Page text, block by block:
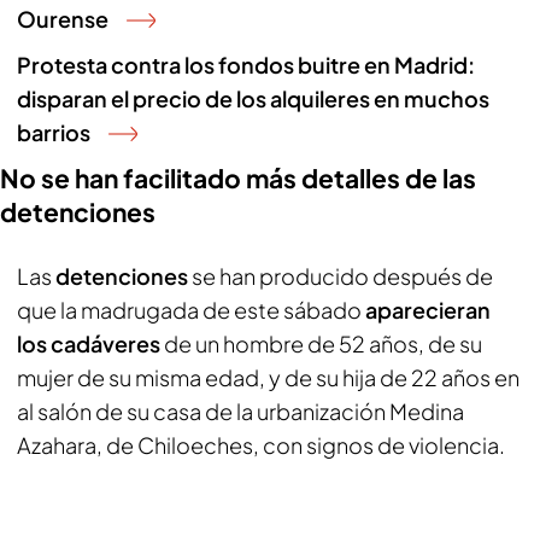
Ourense
Protesta contra los fondos buitre en Madrid:
disparan el precio de los alquileres en muchos
barrios
No se han facilitado más detalles de las
detenciones
Lasdetencionesse han producido después de
que la madrugada de este sábadoaparecieran
los cadáveresde un hombre de 52 años, de su
mujer de su misma edad, y de su hija de 22 años en
al salón de su casa de la urbanización Medina
Azahara, de Chiloeches, con signos de violencia.